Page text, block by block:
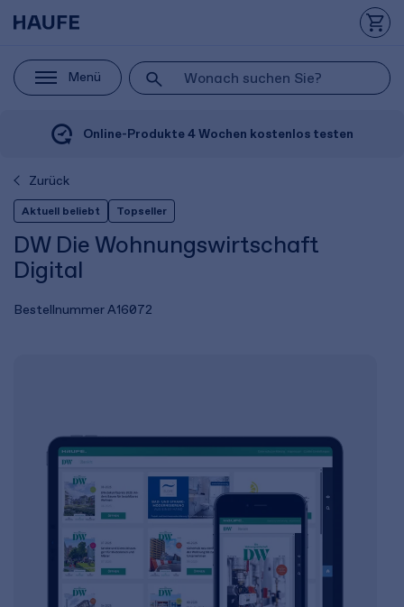
Menü
Online-Produkte 4 Wochen kostenlos testen
Zurück
Aktuell beliebt Topseller
DW Die Wohnungswirtschaft
Digital
BestellnummerA16072